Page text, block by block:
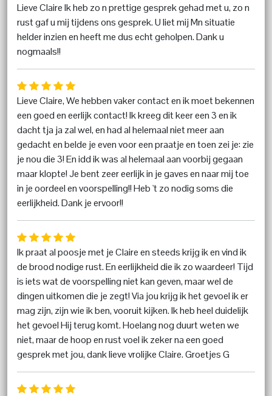
Lieve Claire Ik heb zo n prettige gesprek gehad met u, zo n
rust gaf u mij tijdens ons gesprek. U liet mij Mn situatie
helder inzien en heeft me dus echt geholpen. Dank u
nogmaals!!
Lieve Claire, We hebben vaker contact en ik moet bekennen
een goed en eerlijk contact! Ik kreeg dit keer een 3 en ik
dacht tja ja zal wel, en had al helemaal niet meer aan
gedacht en belde je even voor een praatje en toen zei je: zie
je nou die 3! En idd ik was al helemaal aan voorbij gegaan
maar klopte! Je bent zeer eerlijk in je gaves en naar mij toe
in je oordeel en voorspelling!! Heb 't zo nodig soms die
eerlijkheid. Dank je ervoor!!
Ik praat al poosje met je Claire en steeds krijg ik en vind ik
de brood nodige rust. En eerlijkheid die ik zo waardeer! Tijd
is iets wat de voorspelling niet kan geven, maar wel de
dingen uitkomen die je zegt! Via jou krijg ik het gevoel ik er
mag zijn, zijn wie ik ben, vooruit kijken. Ik heb heel duidelijk
het gevoel Hij terug komt. Hoelang nog duurt weten we
niet, maar de hoop en rust voel ik zeker na een goed
gesprek met jou, dank lieve vrolijke Claire. Groetjes G